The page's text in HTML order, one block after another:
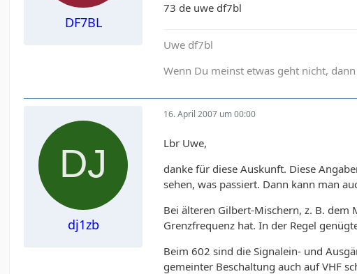
DF7BL
73 de uwe df7bl
Uwe df7bl
Wenn Du meinst etwas geht nicht,
dj1zb
16. April 2007 um 00:00
Lbr Uwe,
danke für diese Auskunft. Diese
sehen, was passiert. Dann kann man
Bei älteren Gilbert-Mischern, z. B.
Grenzfrequenz hat. In der Regel
Beim 602 sind die Signalein- und
gemeinter Beschaltung auch auf VHF